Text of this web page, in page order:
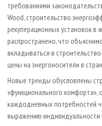
требованиями
Wood, строительство
рекуперационных установок
распространено, что
вкладываться в
цены на энергоносители в
Новые тренды обусловлены
«функционального комфорта»,
каждодневных потребностей
выражению индивидуальности